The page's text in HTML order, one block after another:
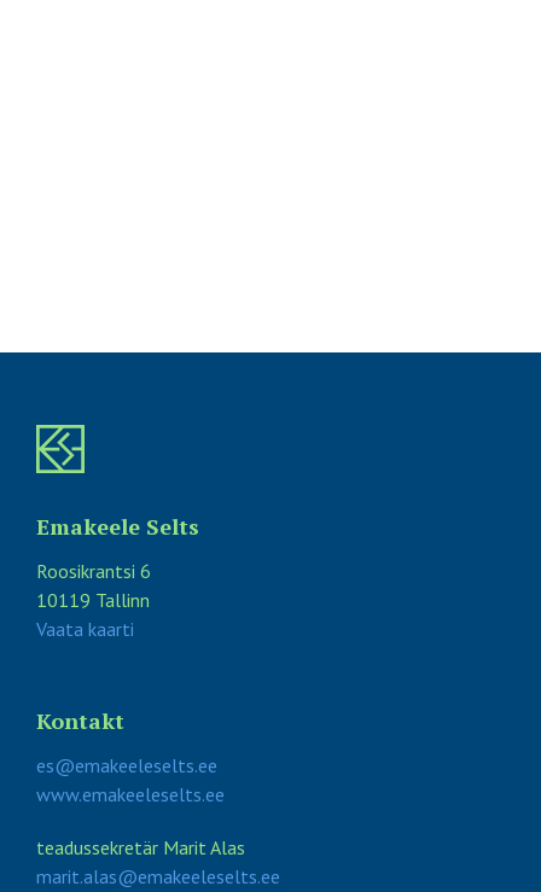
Emakeele Selts
Roosikrantsi 6
10119 Tallinn
Vaata kaarti
Kontakt
es@emakeeleselts.ee
www.emakeeleselts.ee
teadussekretär Marit Alas
marit.alas@emakeeleselts.ee